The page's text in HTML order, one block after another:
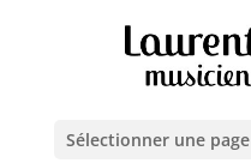
Sélectionner une page